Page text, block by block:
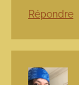
Répondre